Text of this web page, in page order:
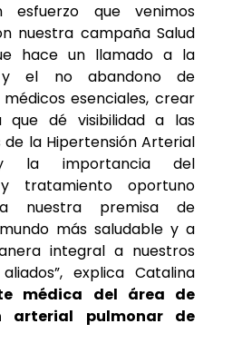
esfuerzo que venimos
nuestra campaña Salud
hace un llamado a la
y el no abandono de
esenciales, crear
que dé visibilidad a las
de la Hipertensión Arterial
la importancia del
tratamiento oportuno
nuestra premisa de
más saludable y a
integral a nuestros
explica Catalina
médica del área de
arterial pulmonar de